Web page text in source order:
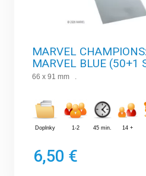
MARVEL
MARVEL BLUE (50+1
66 x 91 mm .
Doplnky 1-2 45 min. 14 +
6,50 €